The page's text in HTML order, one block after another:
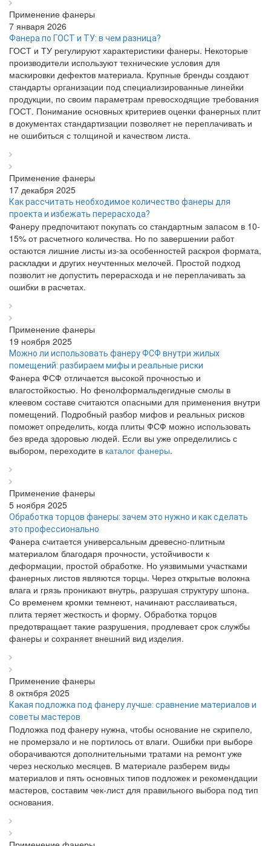
Применение фанеры
7 января 2026
Фанера по ГОСТ и ТУ: в чем разница?
ГОСТ и ТУ регулируют характеристики фанеры. Некоторые
производители используют технические условия для
маскировки дефектов материала. Крупные бренды создают
стандарты организации под специализированные линейки
продукции, по своим параметрам превосходящие требования
ГОСТ. Понимание основных критериев оценки фанерных плит
в документах стандартизации позволяет не переплачивать и
не ошибиться с толщиной и качеством листа.
Применение фанеры
17 декабря 2025
Как рассчитать необходимое количество фанеры для
проекта и избежать перерасхода?
Фанеру предпочитают покупать со стандартным запасом в 10-
15% от расчетного количества. Но по завершении работ
остаются лишние листы из-за особенностей раскроя формата,
раскладки и других неучтенных мелочей. Простой подход
позволит не допустить перерасхода и не переплачивать за
ошибки в расчетах.
Применение фанеры
19 ноября 2025
Можно ли использовать фанеру ФСФ внутри жилых
помещений: разбираем мифы и реальные риски
Фанера ФСФ отличается высокой прочностью и
влагостойкостью. Но фенолформальдегидные смолы в
клеевом составе считаются опасными для применения внутри
помещений. Подробный разбор мифов и реальных рисков
поможет определить, когда плиты ФСФ можно использовать
без вреда здоровью людей. Если вы уже определились с
выбором, переходите в каталог фанеры.
Применение фанеры
5 ноября 2025
Обработка торцов фанеры: зачем это нужно и как сделать
это профессионально
Фанера считается универсальным древесно-плитным
материалом благодаря прочности, устойчивости к
деформации, простой обработке. Но уязвимыми участками
фанерных листов являются торцы. Через открытые волокна
влага и грязь проникают внутрь, разрушая структуру шпона.
Со временем кромки темнеют, начинают расслаиваться,
плита теряет жесткость и форму. Обработка торцов
предотвращает такие разрушения, продлевает срок службы
фанеры и сохраняет внешний вид изделия.
Применение фанеры
8 октября 2025
Какая подложка под фанеру лучше: сравнение материалов и
советы мастеров
Подложка под фанеру нужна, чтобы основание не скрипело,
не промерзало и не портилось от влаги. Ошибки при выборе
оборачиваются дополнительными тратами на ремонт уже
через несколько месяцев. В материале разберем виды
материалов и пять основных типов подложек и рекомендации
мастеров, составим чек-лист для правильного выбора под тип
основания.